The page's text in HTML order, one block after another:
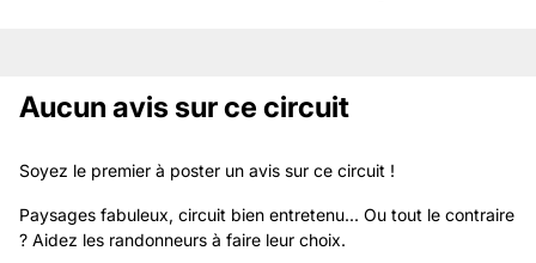
Aucun avis sur ce circuit
Soyez le premier à poster un avis sur ce circuit !
Paysages fabuleux, circuit bien entretenu... Ou tout le contraire
? Aidez les randonneurs à faire leur choix.